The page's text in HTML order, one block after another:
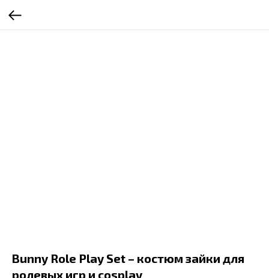
Bunny Role Play Set – костюм зайки для
ролевых игр и cosplay